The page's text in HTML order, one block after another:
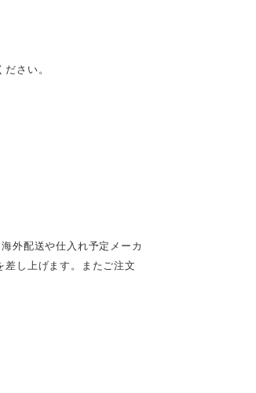
さい。
外配送や仕入れ予定メーカ
し上げます。またご注文